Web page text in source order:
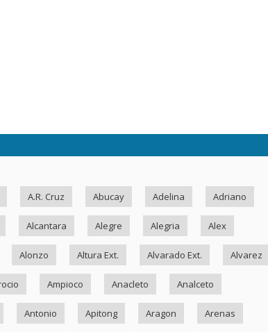
A.R. Cruz Abucay Adelina Adriano
Alcantara Alegre Alegria Alex
Alonzo Altura Ext. Alvarado Ext. Alvarez
Ampioco Anacleto Analceto
Antonio Apitong Aragon Arenas